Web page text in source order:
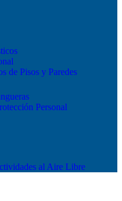
de Pisos y Paredes
Personal
al Aire Libre